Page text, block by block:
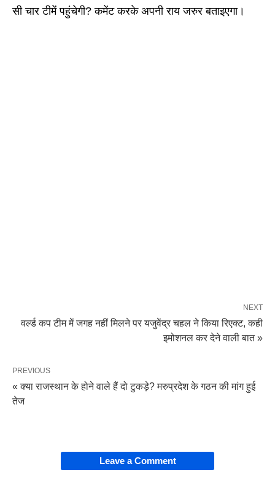
सी चार‌ टीमें पहुंचेगी? कमेंट करके अपनी राय जरुर बताइएगा।
NEXT
वर्ल्ड कप टीम में जगह नहीं मिलने पर यजुवेंद्र चहल ने किया रिएक्ट, कही
इमोशनल कर‌ देने वाली बात »
PREVIOUS
« क्या राजस्थान के होने वाले हैं दो टुकड़े? मरुप्रदेश के गठन की मांग हुई
तेज
Leave a Comment